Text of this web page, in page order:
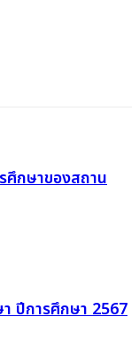
ศึกษาของสถาน
ปีการศึกษา 2567